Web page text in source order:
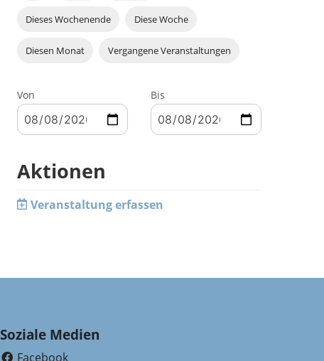
Dieses Wochenende Diese Woche
Diesen Monat Vergangene Veranstaltungen
Von Bis
Aktionen
Veranstaltung erfassen
Soziale Medien
Facebook